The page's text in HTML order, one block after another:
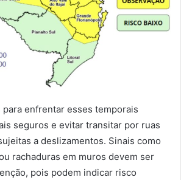
enfrentar esses temporais
seguros e evitar transitar por ruas
a deslizamentos. Sinais como
rachaduras em muros devem ser
pois podem indicar risco